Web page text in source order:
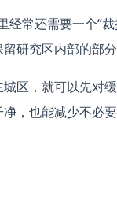
常还需要一个“
研究区内部的部分
区，就可以先对
，也能减少不必要